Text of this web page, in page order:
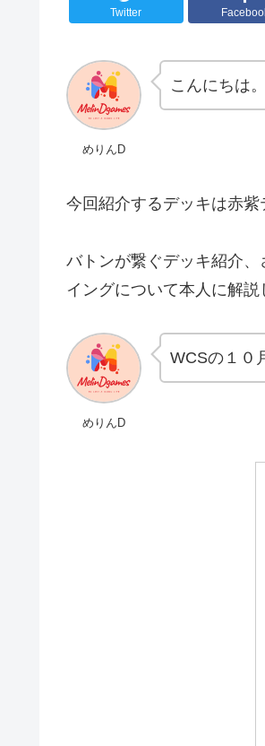
Twitter
めりんD
こんにちは
今回紹介するデッキは赤紫
バトンが繋ぐデッキ紹介、
イングについて本人に解説
めりんD
WCSの１０